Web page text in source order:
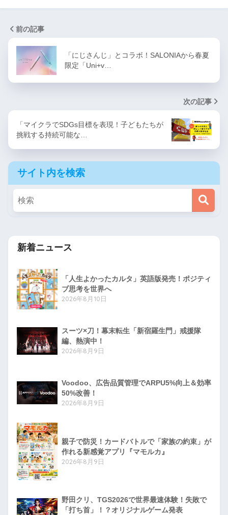
前の記事
「にじさんじ」とコラボ！SALONIAから春夏
限定「Uni+v…
次の記事
「マイクラでSDGs目標を表現！子どもたちが
挑戦する持続可能な…
サイト内を検索
新着ニュース
「人生よかったカルタ」英語版発売！ポジティ
ブ思考を世界へ
2026年8月10日
スーツ×刀！幕末転生「新宿羅生門」戒援隊
編、熱演中！
2026年8月9日
Voodoo、広告品質管理でARPU5%向上＆効率
50%改善！
2026年8月9日
親子で防災！カードバトルで「家族の約束」が
作れる新感覚アプリ『マモルカ』
2026年8月9日
野田クリ、TGS2026で世界最速体験！失敗で
「打ち首」！？オリジナルゲーム発表